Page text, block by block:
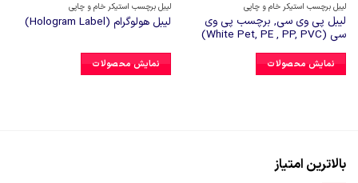
لیبل برچسب استیکر خام و چاپی
لیبل پی وی سی, برچسب پی وی
سی (White Pet, PE , PP, PVC)
نمایش محصولات
لیبل برچسب استیکر خام و چاپی
لیبل هولوگرام (Hologram Label)
نمایش محصولات
بالاترین امتیاز